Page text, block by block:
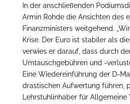
In der anschließenden
Armin Rohde die Ansichten des
Finanzministers weitgehend.
Krise. Der Euro ist stabiler als
verwies er darauf, dass durch
Umtauschgebühren und -
Eine Wiedereinführung der D-
drastischen Aufwertung führen,
Lehrstuhlinhaber für